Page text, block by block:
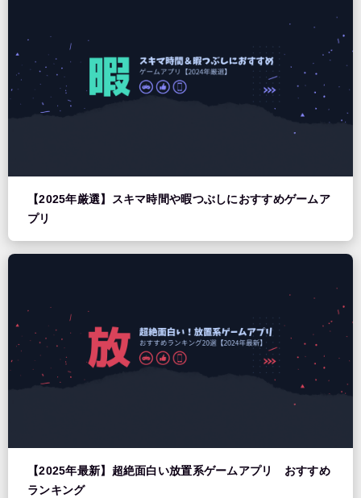
【2025年厳選】スキマ時間や暇つぶしにおすすめゲームア
プリ
【2025年最新】超絶面白い放置系ゲームアプリ おすすめ
ランキング